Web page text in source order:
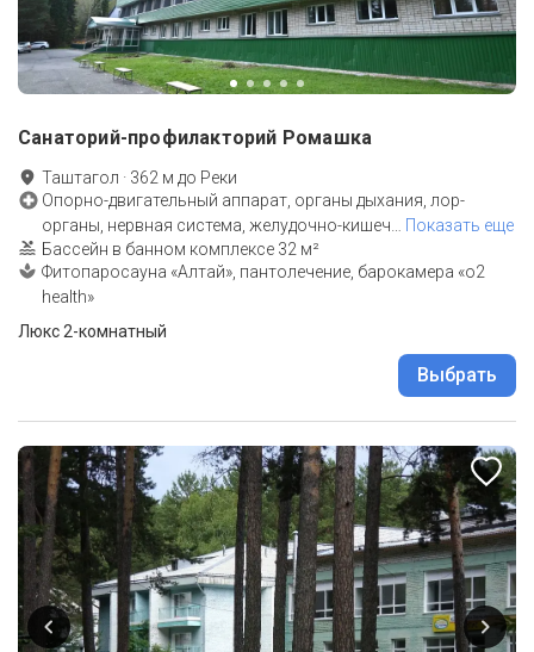
Санаторий-профилакторий Ромашка
Таштагол · 362 м до Реки
Опорно-двигательный аппарат, органы дыхания, лор-
органы, нервная система, желудочно-кишеч
Показать еще
Бассейн в банном комплексе 32 м²
Фитопаросауна «Алтай», пантолечение, барокамера «o2
health»
Люкс 2-комнатный
Выбрать